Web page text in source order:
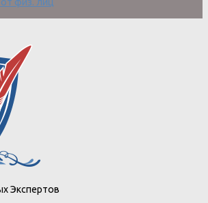
физ. лиц
Экспертов